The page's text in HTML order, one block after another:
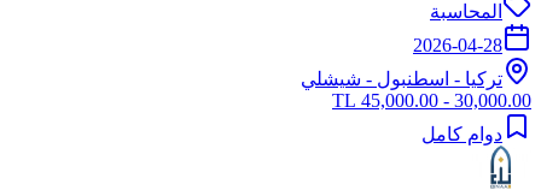
المحاسبة
2026-04-28
تركيا - اسطنبول - شيشلي
30,000.00 - 45,000.00 TL
دوام كامل